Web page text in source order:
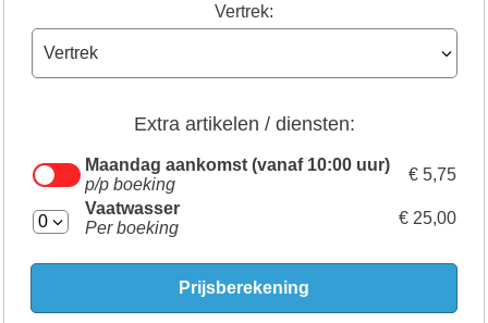
Vertrek:
Extra artikelen / diensten:
Maandag aankomst (vanaf 10:00 uur)
p/p boeking
€ 5,75
Vaatwasser
Per boeking
€ 25,00